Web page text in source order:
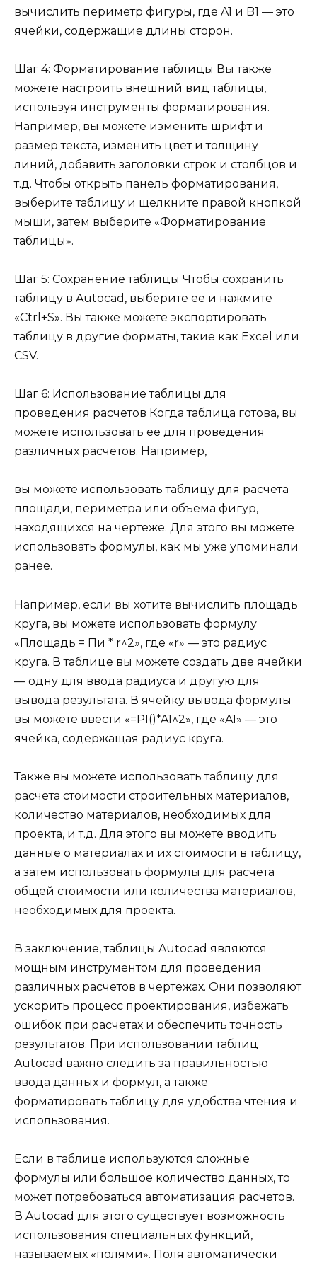
вычислить периметр фигуры, где A1 и B1 — это
ячейки, содержащие длины сторон.
Шаг 4: Форматирование таблицы Вы также
можете настроить внешний вид таблицы,
используя инструменты форматирования.
Например, вы можете изменить шрифт и
размер текста, изменить цвет и толщину
линий, добавить заголовки строк и столбцов и
т.д. Чтобы открыть панель форматирования,
выберите таблицу и щелкните правой кнопкой
мыши, затем выберите «Форматирование
таблицы».
Шаг 5: Сохранение таблицы Чтобы сохранить
таблицу в Autocad, выберите ее и нажмите
«Ctrl+S». Вы также можете экспортировать
таблицу в другие форматы, такие как Excel или
CSV.
Шаг 6: Использование таблицы для
проведения расчетов Когда таблица готова, вы
можете использовать ее для проведения
различных расчетов. Например,
вы можете использовать таблицу для расчета
площади, периметра или объема фигур,
находящихся на чертеже. Для этого вы можете
использовать формулы, как мы уже упоминали
ранее.
Например, если вы хотите вычислить площадь
круга, вы можете использовать формулу
«Площадь = Пи * r^2», где «r» — это радиус
круга. В таблице вы можете создать две ячейки
— одну для ввода радиуса и другую для
вывода результата. В ячейку вывода формулы
вы можете ввести «=PI()*A1^2», где «A1» — это
ячейка, содержащая радиус круга.
Также вы можете использовать таблицу для
расчета стоимости строительных материалов,
количество материалов, необходимых для
проекта, и т.д. Для этого вы можете вводить
данные о материалах и их стоимости в таблицу,
а затем использовать формулы для расчета
общей стоимости или количества материалов,
необходимых для проекта.
В заключение, таблицы Autocad являются
мощным инструментом для проведения
различных расчетов в чертежах. Они позволяют
ускорить процесс проектирования, избежать
ошибок при расчетах и обеспечить точность
результатов. При использовании таблиц
Autocad важно следить за правильностью
ввода данных и формул, а также
форматировать таблицу для удобства чтения и
использования.
Если в таблице используются сложные
формулы или большое количество данных, то
может потребоваться автоматизация расчетов.
В Autocad для этого существует возможность
использования специальных функций,
называемых «полями». Поля автоматически